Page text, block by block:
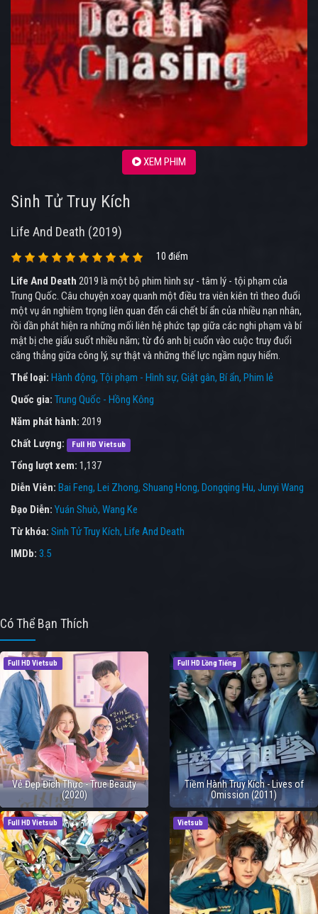
XEM PHIM
Sinh Tử Truy Kích
Life And Death (2019)
10 điểm
Life And Death 2019 là một bộ phim hình sự - tâm lý - tội phạm của
Trung Quốc. Câu chuyện xoay quanh một điều tra viên kiên trì theo đuổi
một vụ án nghiêm trọng liên quan đến cái chết bí ẩn của nhiều nạn nhân,
rồi dần phát hiện ra những mối liên hệ phức tạp giữa các nghi phạm và bí
mật bị che giấu suốt nhiều năm; từ đó anh bị cuốn vào cuộc truy đuổi
căng thẳng giữa công lý, sự thật và những thế lực ngầm nguy hiểm.
Thể loại: Hành động Tội phạm - Hình sự Giật gân Bí ẩn Phim lẻ
Quốc gia: Trung Quốc - Hồng Kông
Năm phát hành: 2019
Chất Lượng:
Full HD Vietsub
Tổng lượt xem: 1,137
Diễn Viên: Bai Feng Lei Zhong Shuang Hong Dongqing Hu Junyi Wang
Đạo Diễn: Yuán Shuò Wang Ke
Từ khóa: Sinh Tử Truy Kích, Life And Death
IMDb: 3.5
Có Thể Bạn Thích
Full HD Vietsub
Vẻ Đẹp Đích Thực - True Beauty
(2020)
Full HD Lồng Tiếng
Tiềm Hành Truy Kích - Lives of
Omission (2011)
Full HD Vietsub Vietsub